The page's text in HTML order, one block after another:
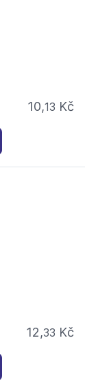
10,13 Kč
12,33 Kč